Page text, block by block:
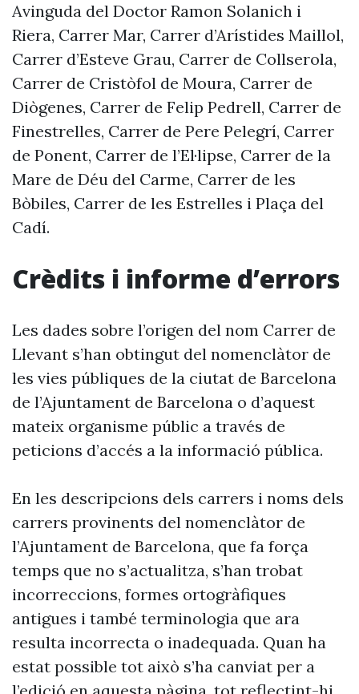
Avinguda del Doctor Ramon Solanich i
Riera, Carrer Mar, Carrer d’Arístides Maillol,
Carrer d’Esteve Grau, Carrer de Collserola,
Carrer de Cristòfol de Moura, Carrer de
Diògenes, Carrer de Felip Pedrell, Carrer de
Finestrelles, Carrer de Pere Pelegrí, Carrer
de Ponent, Carrer de l’El·lipse, Carrer de la
Mare de Déu del Carme, Carrer de les
Bòbiles, Carrer de les Estrelles i Plaça del
Cadí.
Crèdits i informe d’errors
Les dades sobre l’origen del nom Carrer de
Llevant s’han obtingut del nomenclàtor de
les vies públiques de la ciutat de Barcelona
de l’Ajuntament de Barcelona o d’aquest
mateix organisme públic a través de
peticions d’accés a la informació pública.
En les descripcions dels carrers i noms dels
carrers provinents del nomenclàtor de
l’Ajuntament de Barcelona, que fa força
temps que no s’actualitza, s’han trobat
incorreccions, formes ortogràfiques
antigues i també terminologia que ara
resulta incorrecta o inadequada. Quan ha
estat possible tot això s’ha canviat per a